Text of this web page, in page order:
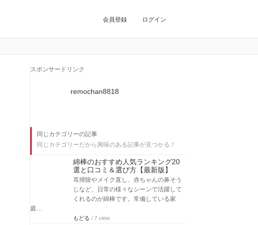
会員登録 ログイン
スポンサードリンク
remochan8818
同じカテゴリーの記事
同じカテゴリーだから興味のある記事が見つかる！
綿棒のおすすめ人気ランキング20
選と口コミ＆選び方【最新版】
耳掃除やメイク直し、赤ちゃんの鼻そう
じなど、日常の様々なシーンで活躍して
くれるのが綿棒です。常備している家
庭…
もどる / 7 view